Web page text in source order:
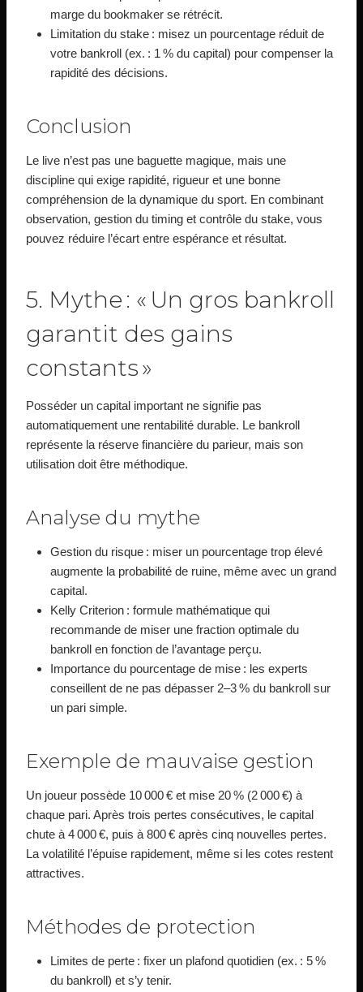
marge du bookmaker se rétrécit.
Limitation du stake : misez un pourcentage réduit de
votre bankroll (ex. : 1 % du capital) pour compenser la
rapidité des décisions.
Conclusion
Le live n’est pas une baguette magique, mais une
discipline qui exige rapidité, rigueur et une bonne
compréhension de la dynamique du sport. En combinant
observation, gestion du timing et contrôle du stake, vous
pouvez réduire l’écart entre espérance et résultat.
5. Mythe : « Un gros bankroll
garantit des gains
constants »
Posséder un capital important ne signifie pas
automatiquement une rentabilité durable. Le bankroll
représente la réserve financière du parieur, mais son
utilisation doit être méthodique.
Analyse du mythe
Gestion du risque : miser un pourcentage trop élevé
augmente la probabilité de ruine, même avec un grand
capital.
Kelly Criterion : formule mathématique qui
recommande de miser une fraction optimale du
bankroll en fonction de l’avantage perçu.
Importance du pourcentage de mise : les experts
conseillent de ne pas dépasser 2–3 % du bankroll sur
un pari simple.
Exemple de mauvaise gestion
Un joueur possède 10 000 € et mise 20 % (2 000 €) à
chaque pari. Après trois pertes consécutives, le capital
chute à 4 000 €, puis à 800 € après cinq nouvelles pertes.
La volatilité l’épuise rapidement, même si les cotes restent
attractives.
Méthodes de protection
Limites de perte : fixer un plafond quotidien (ex. : 5 %
du bankroll) et s’y tenir.